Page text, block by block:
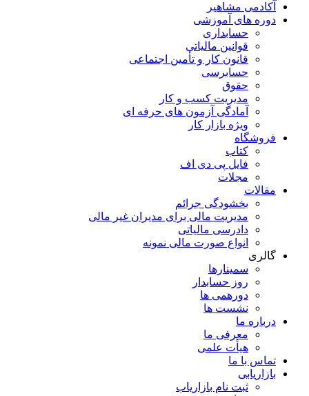
آکادمی مشاهیر
دوره های آموزشی
حسابداری
قوانین مالیاتی
قانون کار و تأمین اجتماعی
حسابرسی
حقوق
مدیریت کسب و کار
آمادگی آزمون های حرفه ای
ویژه بازار کار
فروشگاه
کتاب
فایل پی دی اف
مجلات
مقالات
بخشودگی جرائم
مدیریت مالی برای مدیران غیر مالی
دادرسی مالیاتی
انواع صورت مالی نمونه
گالری
سمینارها
روز حسابدار
دورهمی ها
نشست ها
درباره ما
معرفی ما
هیأت علمی
تماس با ما
بازاریابی
ثبت نام بازاریاب